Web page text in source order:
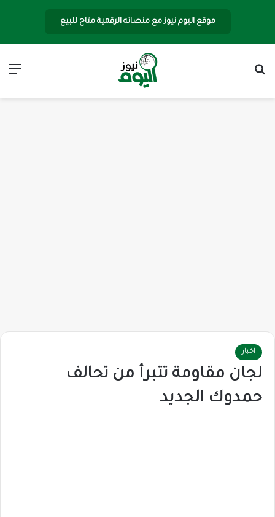
موقع اليوم نيوز مع منصاته الرقمية متاح للبيع
اخبار
لجان مقاومة تتبرأ من تحالف
حمدوك الجديد